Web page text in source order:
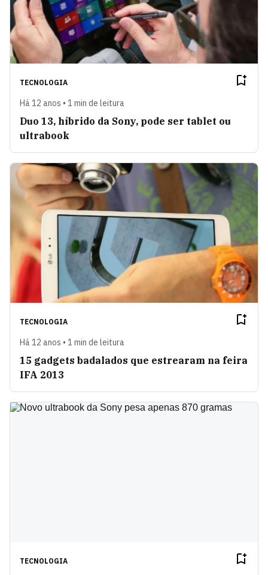
TECNOLOGIA
Há 12 anos • 1 min de leitura
Duo 13, híbrido da Sony, pode ser tablet ou
ultrabook
TECNOLOGIA
Há 12 anos • 1 min de leitura
15 gadgets badalados que estrearam na feira
IFA 2013
TECNOLOGIA